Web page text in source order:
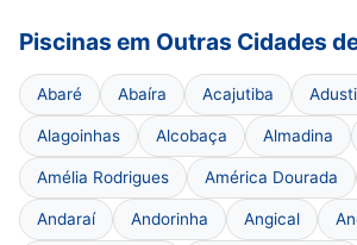
Piscinas em Outras Cidades
Abaré Abaíra Acajutiba
Alagoinhas Alcobaça Almadina
Amélia Rodrigues América Dourada
Andaraí Andorinha Angical